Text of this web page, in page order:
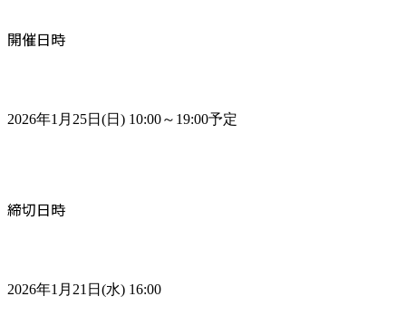
開催日時
2026年1月25日(日) 10:00～19:00予定
締切日時
2026年1月21日(水) 16:00